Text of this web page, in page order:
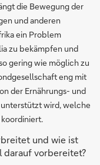
die Bewegung der
und anderen
ein Problem
zu bekämpfen und
gering wie möglich zu
eng mit
der Ernährungs- und
unterstützt wird, welche
und wie ist
darauf vorbereitet?